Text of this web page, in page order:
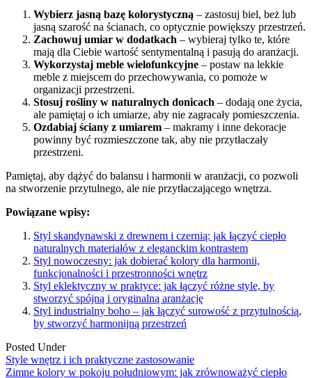
Wybierz jasną bazę kolorystyczną – zastosuj biel, beż lub
jasną szarość na ścianach, co optycznie powiększy przestrzeń.
Zachowuj umiar w dodatkach – wybieraj tylko te, które
mają dla Ciebie wartość sentymentalną i pasują do aranżacji.
Wykorzystaj meble wielofunkcyjne – postaw na lekkie
meble z miejscem do przechowywania, co pomoże w
organizacji przestrzeni.
Stosuj rośliny w naturalnych donicach – dodają one życia,
ale pamiętaj o ich umiarze, aby nie zagracały pomieszczenia.
Ozdabiaj ściany z umiarem – makramy i inne dekoracje
powinny być rozmieszczone tak, aby nie przytłaczały
przestrzeni.
Pamiętaj, aby dążyć do balansu i harmonii w aranżacji, co pozwoli
na stworzenie przytulnego, ale nie przytłaczającego wnętrza.
Powiązane wpisy:
Styl skandynawski z drewnem i czernią: jak łączyć ciepło
naturalnych materiałów z eleganckim kontrastem
Styl nowoczesny: jak dobierać kolory dla harmonii,
funkcjonalności i przestronności wnętrz
Styl eklektyczny w praktyce: jak łączyć różne style, by
stworzyć spójną i oryginalną aranżację
Styl industrialny boho – jak łączyć surowość z przytulnością,
by stworzyć harmonijną przestrzeń
Posted Under
Style wnętrz i ich praktyczne zastosowanie
Zimne kolory w pokoju południowym: jak zrównoważyć ciepło